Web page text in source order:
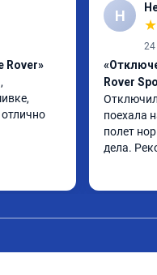
Rover»
Н
★
24
Rover
поехала
полет
дела.